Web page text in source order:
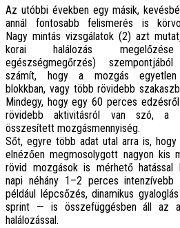
Az utóbbi években egy másik,
annál fontosabb felismerés is
Nagy mintás vizsgálatok (2) azt
korai halálozás
egészségmegőrzés)
számít, hogy a mozgás egyetlen
blokkban, vagy több rövidebb
Mindegy, hogy egy 60 perces
rövidebb aktivitásról van szó, a
összesített mozgásmennyiség.
Sőt, egyre több adat utal arra is, hogy
elnézően megmosolygott nagyon kis
rövid mozgások is mérhető hatással
napi néhány 1–2 perces
például lépcsőzés, dinamikus
sprint — is összefüggésben áll az
halálozással.